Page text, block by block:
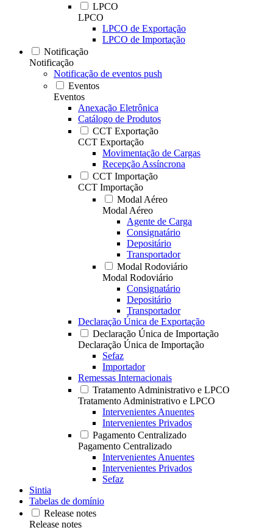
LPCO
LPCO
LPCO de Exportação
LPCO de Importação
Notificação
Notificação
Notificação de eventos push
Eventos
Eventos
Anexação Eletrônica
Catálogo de Produtos
CCT Exportação
CCT Exportação
Movimentação de Cargas
Recepção Assíncrona
CCT Importação
CCT Importação
Modal Aéreo
Modal Aéreo
Agente de Carga
Consignatário
Depositário
Transportador
Modal Rodoviário
Modal Rodoviário
Consignatário
Depositário
Transportador
Declaração Única de Exportação
Declaração Única de Importação
Declaração Única de Importação
Sefaz
Importador
Remessas Internacionais
Tratamento Administrativo e LPCO
Tratamento Administrativo e LPCO
Intervenientes Anuentes
Intervenientes Privados
Pagamento Centralizado
Pagamento Centralizado
Intervenientes Anuentes
Intervenientes Privados
Sefaz
Sintia
Tabelas de domínio
Release notes
Release notes